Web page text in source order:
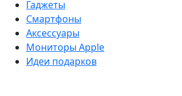
Гаджеты
Смартфоны
Аксессуары
Мониторы Apple
Идеи подарков